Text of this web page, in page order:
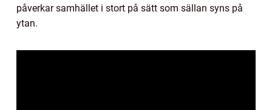
påverkar samhället i stort på sätt som sällan syns på
ytan.